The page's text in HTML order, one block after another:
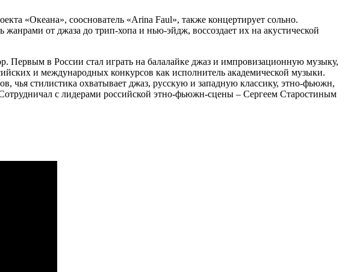
«Океана», сооснователь «Arina Faul», также концертирует сольно.
от джаза до трип-хопа и нью-эйдж, воссоздает их на акустической
Первым в России стал играть на балалайке джаз и импровизационную музыку,
и международных конкурсов как исполнитель академической музыки.
чья стилистика охватывает джаз, русскую и западную классику, этно-фьюжн,
с лидерами российской этно-фьюжн-сцены – Сергеем Старостиным